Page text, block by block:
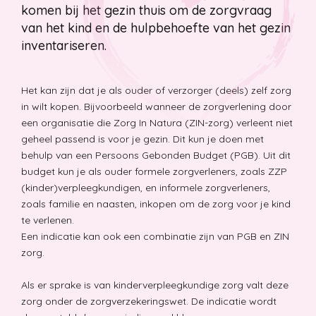
Beademing via tracheacanule of via kapbeademing over neus
en mond.
Toedienen chemotherapie
Het toedienen van Cytarabine via de aangeprikte Port-a-cath.
Na toediening flushen en hepariniseren.
Klysma toedienen
Via het klysma wordt vloeistof toegediend waardoor de
komen bij het gezin thuis om de zorgvraag
van het kind en de hulpbehoefte van het gezin
inventariseren.
Het kan zijn dat je als ouder of verzorger (deels) zelf zorg
in wilt kopen. Bijvoorbeeld wanneer de zorgverlening door
een organisatie die Zorg In Natura (ZIN-zorg) verleent niet
geheel passend is voor je gezin. Dit kun je doen met
behulp van een Persoons Gebonden Budget (PGB). Uit dit
budget kun je als ouder formele zorgverleners, zoals ZZP
(kinder)verpleegkundigen, en informele zorgverleners,
zoals familie en naasten, inkopen om de zorg voor je kind
te verlenen.
Een indicatie kan ook een combinatie zijn van PGB en ZIN
zorg.
Als er sprake is van kinderverpleegkundige zorg valt deze
zorg onder de zorgverzekeringswet. De indicatie wordt